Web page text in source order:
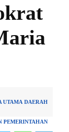
UTAMA DAERAH
PEMERINTAHAN